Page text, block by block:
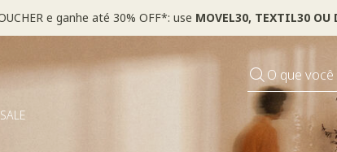
*Válido por tempo limitado, em itens sinalizados com selo
O que
SALE